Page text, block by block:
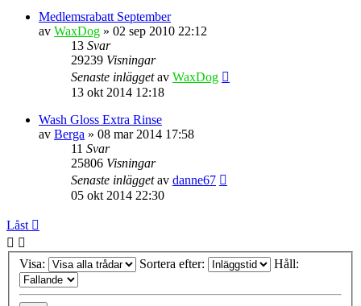
Medlemsrabatt September
av WaxDog » 02 sep 2010 22:12
13 Svar
29239 Visningar
Senaste inläggetav WaxDog
13 okt 2014 12:18
Wash Gloss Extra Rinse
av Berga » 08 mar 2014 17:58
11 Svar
25806 Visningar
Senaste inläggetav danne67
05 okt 2014 22:30
Låst
Visa: Sortera efter: Håll: